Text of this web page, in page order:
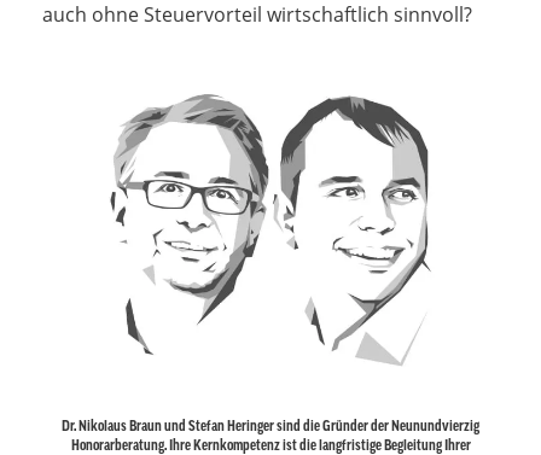
auch ohne Steuervorteil wirtschaftlich sinnvoll?
Dr. Nikolaus Braun und Stefan Heringer sind die Gründer der Neunundvierzig
Honorarberatung. Ihre Kernkompetenz ist die langfristige Begleitung Ihrer